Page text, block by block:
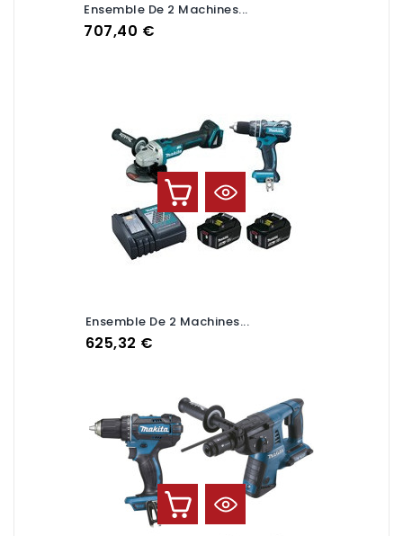
Ensemble De 2 Machines...
Prix
707,40 €
Ensemble De 2 Machines...
Prix
625,32 €